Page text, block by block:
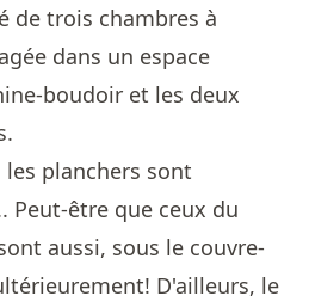
de trois chambres à
dans un espace
boudoir et les deux
planchers sont
Peut-être que ceux du
aussi, sous le couvre-
D'ailleurs, le